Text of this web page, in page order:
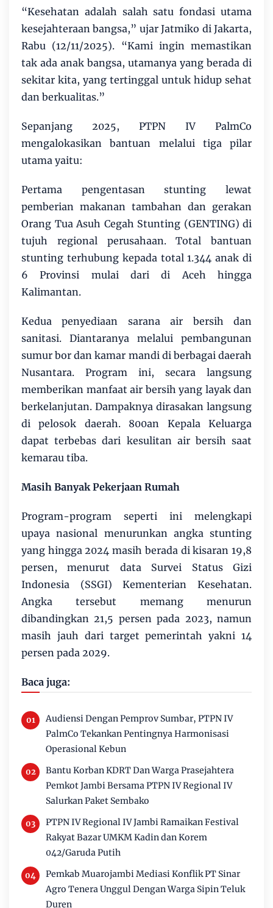
“Kesehatan adalah salah satu fondasi utama
kesejahteraan bangsa,” ujar Jatmiko di Jakarta,
Rabu (12/11/2025). “Kami ingin memastikan
tak ada anak bangsa, utamanya yang berada di
sekitar kita, yang tertinggal untuk hidup sehat
dan berkualitas.”
Sepanjang 2025, PTPN IV PalmCo
mengalokasikan bantuan melalui tiga pilar
utama yaitu:
Pertama pengentasan stunting lewat
pemberian makanan tambahan dan gerakan
Orang Tua Asuh Cegah Stunting (GENTING) di
tujuh regional perusahaan. Total bantuan
stunting terhubung kepada total 1.344 anak di
6 Provinsi mulai dari di Aceh hingga
Kalimantan.
Kedua penyediaan sarana air bersih dan
sanitasi. Diantaranya melalui pembangunan
sumur bor dan kamar mandi di berbagai daerah
Nusantara. Program ini, secara langsung
memberikan manfaat air bersih yang layak dan
berkelanjutan. Dampaknya dirasakan langsung
di pelosok daerah. 800an Kepala Keluarga
dapat terbebas dari kesulitan air bersih saat
kemarau tiba.
Masih Banyak Pekerjaan Rumah
Program-program seperti ini melengkapi
upaya nasional menurunkan angka stunting
yang hingga 2024 masih berada di kisaran 19,8
persen, menurut data Survei Status Gizi
Indonesia (SSGI) Kementerian Kesehatan.
Angka tersebut memang menurun
dibandingkan 21,5 persen pada 2023, namun
masih jauh dari target pemerintah yakni 14
persen pada 2029.
Baca juga:
Audiensi Dengan Pemprov Sumbar, PTPN IV
PalmCo Tekankan Pentingnya Harmonisasi
Operasional Kebun
Bantu Korban KDRT Dan Warga Prasejahtera
Pemkot Jambi Bersama PTPN IV Regional IV
Salurkan Paket Sembako
PTPN IV Regional IV Jambi Ramaikan Festival
Rakyat Bazar UMKM Kadin dan Korem
042/Garuda Putih
Pemkab Muarojambi Mediasi Konflik PT Sinar
Agro Tenera Unggul Dengan Warga Sipin Teluk
Duren